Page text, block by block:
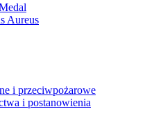
Aureus
i przeciwpożarowe
i postanowienia